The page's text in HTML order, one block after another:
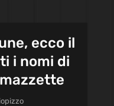
ecco il
i nomi di